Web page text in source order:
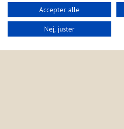
Accepter alle
Nej, juster